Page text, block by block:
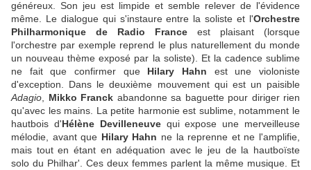
généreux. Son jeu est limpide et semble relever de l'évidence
même. Le dialogue qui s'instaure entre la soliste et l'Orchestre
Philharmonique de Radio France est plaisant (lorsque
l'orchestre par exemple reprend le plus naturellement du monde
un nouveau thème exposé par la soliste). Et la cadence sublime
ne fait que confirmer que Hilary Hahn est une violoniste
d'exception. Dans le deuxième mouvement qui est un paisible
Adagio
Mikko Franck abandonne sa baguette pour diriger rien
qu'avec les mains. La petite harmonie est sublime, notamment le
hautbois d'Hélène Devilleneuvequi expose une merveilleuse
mélodie, avant que Hilary Hahn ne la reprenne et ne l'amplifie,
mais tout en étant en adéquation avec le jeu de la hautboïste
solo du Philhar'. Ces deux femmes parlent la même musique. Et